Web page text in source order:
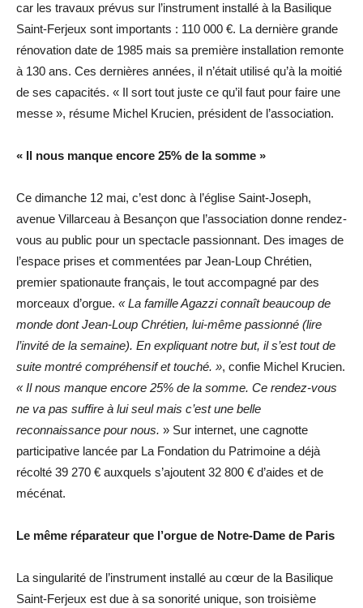
car les travaux prévus sur l’instrument installé à la Basilique
Saint-Ferjeux sont importants : 110 000 €. La dernière grande
rénovation date de 1985 mais sa première installation remonte
à 130 ans. Ces dernières années, il n’était utilisé qu’à la moitié
de ses capacités. « Il sort tout juste ce qu’il faut pour faire une
messe », résume Michel Krucien, président de l’association.
« Il nous manque encore 25% de la somme »
Ce dimanche 12 mai, c’est donc à l’église Saint-Joseph,
avenue Villarceau à Besançon que l’association donne rendez-
vous au public pour un spectacle passionnant. Des images de
l’espace prises et commentées par Jean-Loup Chrétien,
premier spationaute français, le tout accompagné par des
morceaux d’orgue. « La famille Agazzi connaît beaucoup de
monde dont Jean-Loup Chrétien, lui-même passionné (lire
l’invité de la semaine). En expliquant notre but, il s’est tout de
suite montré compréhensif et touché. », confie Michel Krucien.
« Il nous manque encore 25% de la somme. Ce rendez-vous
ne va pas suffire à lui seul mais c’est une belle
reconnaissance pour nous. » Sur internet, une cagnotte
participative lancée par La Fondation du Patrimoine a déjà
récolté 39 270 € auxquels s’ajoutent 32 800 € d’aides et de
mécénat.
Le même réparateur que l’orgue de Notre-Dame de Paris
La singularité de l’instrument installé au cœur de la Basilique
Saint-Ferjeux est due à sa sonorité unique, son troisième